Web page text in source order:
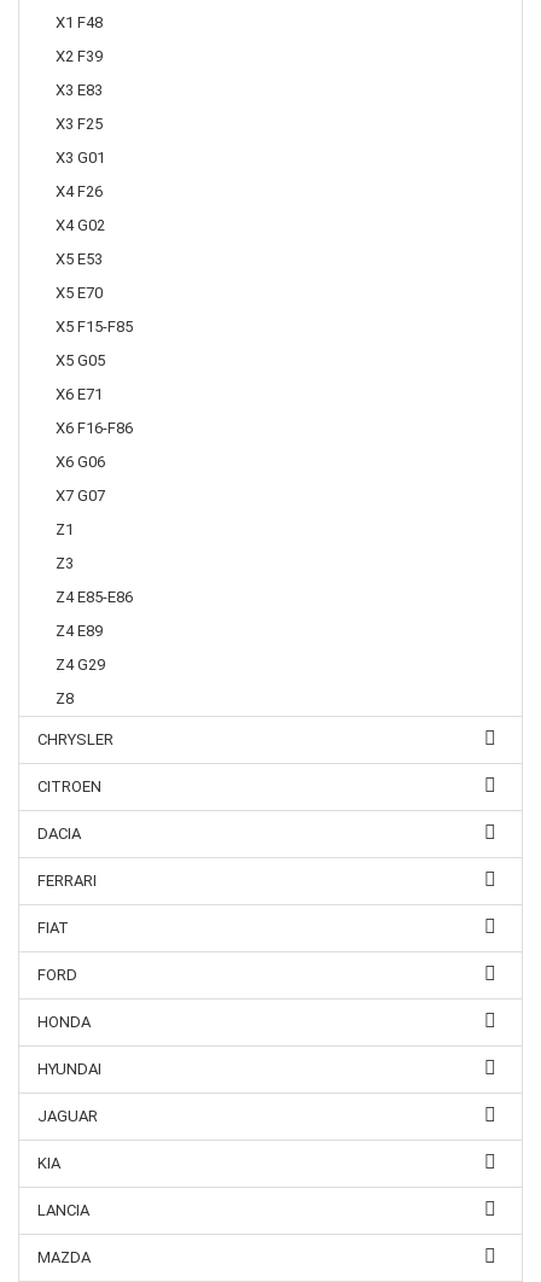
X1 F48
X2 F39
X3 E83
X3 F25
X3 G01
X4 F26
X4 G02
X5 E53
X5 E70
X5 F15-F85
X5 G05
X6 E71
X6 F16-F86
X6 G06
X7 G07
Z1
Z3
Z4 E85-E86
Z4 E89
Z4 G29
Z8
CHRYSLER
CITROEN
DACIA
FERRARI
FIAT
FORD
HONDA
HYUNDAI
JAGUAR
KIA
LANCIA
MAZDA